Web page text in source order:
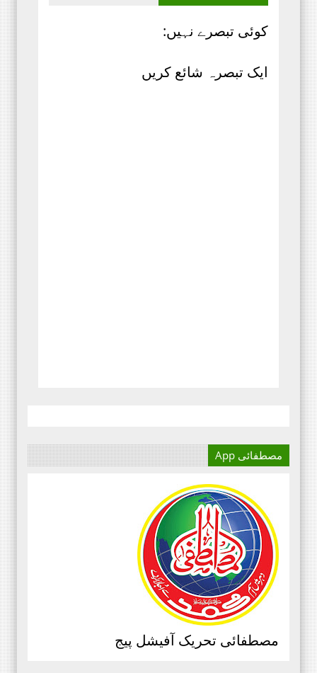
کوئی تبصرے نہیں:
ایک تبصرہ شائع کریں
مصطفائی App
مصطفائی تحریک آفیشل پیج
آج کا دور میڈیا کا دور ہے۔
اور کسی بھی کاز کے بہترین
نتائج کے لئے اس کی اہمیت سے
انکار نہیں کیا جا سکتا۔سعید
علی عمران مصطفائی تحریک فیصل
آباد ڈویژن ۔
2020ء،مصطفائی تحریک،جناب حافظ
قاسم مصطفائی سیکرٹری جنرل
پیغام بنام ذمہ داران مصطفائی